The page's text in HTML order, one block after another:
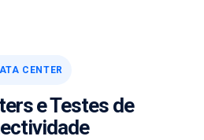
CENTER
e Testes de